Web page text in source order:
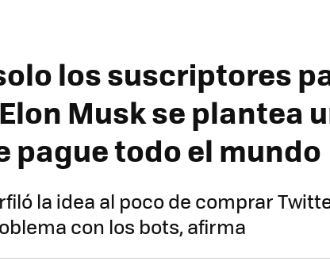
los suscriptores
Musk se plantea
pague todo el mundo
la idea al poco de comprar
con los bots, afirma